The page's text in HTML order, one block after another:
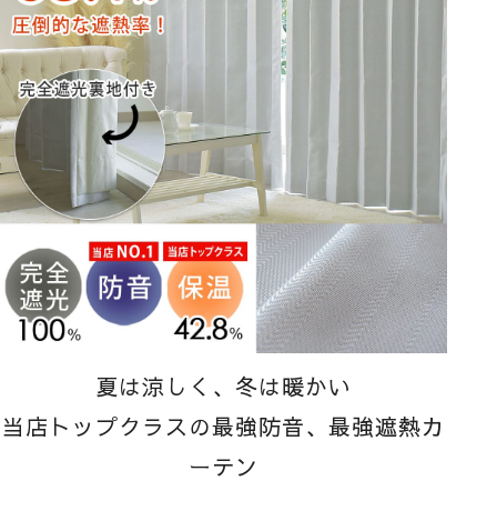
夏は涼しく、冬は暖かい
当店トップクラスの最強防音、最強遮熱カ
ーテン